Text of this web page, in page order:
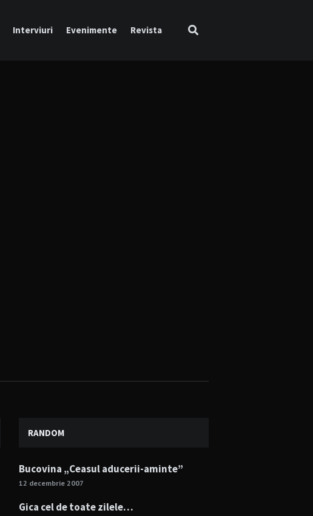
Interviuri Evenimente Revista
RANDOM
Bucovina „Ceasul aducerii-aminte”
12 decembrie 2007
Gica cel de toate zilele…